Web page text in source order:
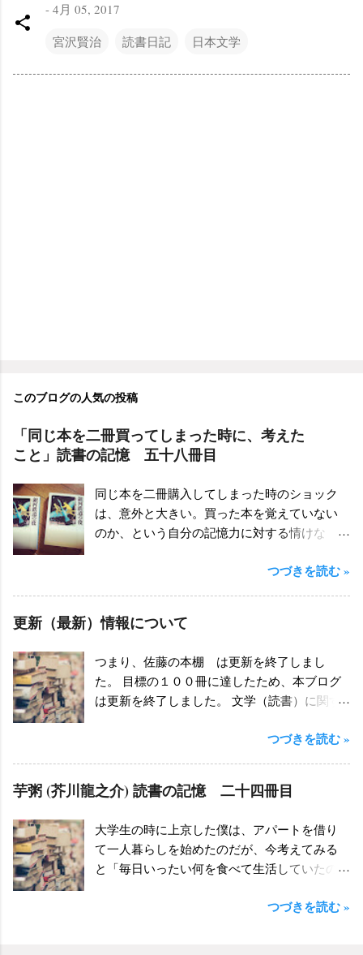
- 4月 05, 2017
宮沢賢治
読書日記 日本文学
このブログの人気の投稿
「同じ本を二冊買ってしまった時に、考えた
こと」読書の記憶 五十八冊目
同じ本を二冊購入してしまった時のショック
は、意外と大きい。買った本を覚えていない
のか、という自分の記憶力に対する情けな
ってしまうのだ、という未読の本の多さに対
のではないか、と物欲の強さに対する自己批
大き目のショックを感じるのではないかと思
う。 ちなみに自分が同じ本を買ってしまうパ
ターンは、 １）新刊で買った本を、古本屋で
屋で買う 大きくわけて、この二つに分類され
る。 １）の場合は「おお、欲しかった本が古
本屋で安く売られている！」と得した気分に
ダメージを受けるというパターンである。
２）の場合は「これは確か、すでに古本で購
入したような気もするが・・・まあ、ダブッ
に挑戦して破れるパターンである。迷ったな
つづきを読む »
更新（最新）情報について
つまり、佐藤の本棚 は更新を終了しまし
た。 目標の１００冊に達したため、本ブログ
は更新を終了しました。 文学（読書）に関す
で、文学に関する情報に興味がある方はぜひ
ログ 読書・旅日記など。 ☺ Youtube【佐藤
中。文学に関することを解説しています。 ☺
note 古本（古書）装丁に関する記事を中心に
書いています。 今後、本ブログの記事をどう
正して電子書籍にまとめてみようか」などと
つづきを読む »
芋粥 (芥川龍之介) 読書の記憶 二十四冊目
大学生の時に上京した僕は、アパートを借り
て一人暮らしを始めたのだが、今考えてみる
と「毎日いったい何を食べて生活していたの
たりする。 一応、自炊はしていたけれど、そ
つづきを読む »